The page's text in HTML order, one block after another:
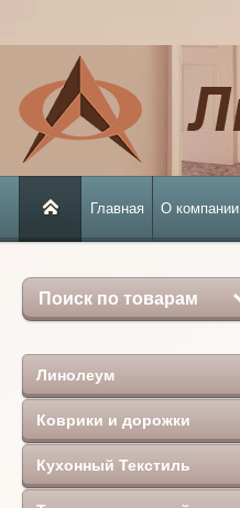
Главная О компании
Поиск по товарам
Линолеум
Коврики и дорожки
Кухонный Текстиль